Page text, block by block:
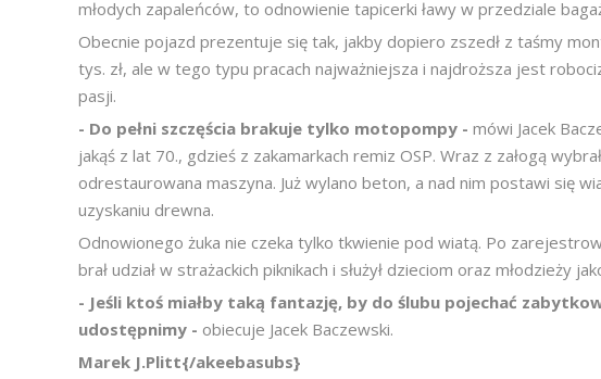
młodych zapaleńców, to odnowienie tapicerki ławy w przedziale
Obecnie pojazd prezentuje się tak, jakby dopiero zszedł z taśmy
tys. zł, ale w tego typu pracach najważniejsza i najdroższa jest
pasji.
- Do pełni szczęścia brakuje tylko motopompy - mówi Jacek
jakąś z lat 70., gdzieś z zakamarkach remiz OSP. Wraz z załogą
odrestaurowana maszyna. Już wylano beton, a nad nim postawi się
uzyskaniu drewna.
Odnowionego żuka nie czeka tylko tkwienie pod wiatą. Po
brał udział w strażackich piknikach i służył dzieciom oraz młodzieży
- Jeśli ktoś miałby taką fantazję, by do ślubu pojechać
udostępnimy - obiecuje Jacek Baczewski.
Marek J.Plitt{/akeebasubs}